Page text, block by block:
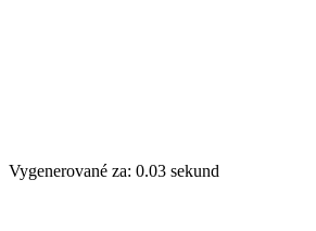
Vygenerované za: 0.03 sekund